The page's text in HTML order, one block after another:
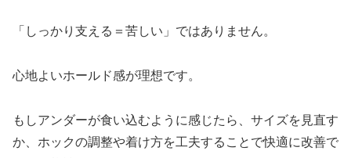
「しっかり支える＝苦しい」ではありません。
心地よいホールド感が理想です。
もしアンダーが食い込むように感じたら、サイズを見直す
か、ホックの調整や着け方を工夫することで快適に改善で